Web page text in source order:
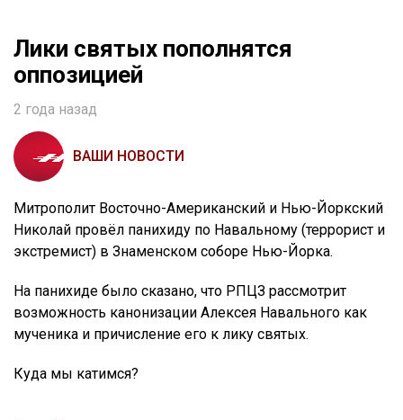
Лики святых пополнятся
оппозицией
2 года назад
ВАШИ НОВОСТИ
Митрополит Восточно-Американский и Нью-Йоркский
Николай провёл панихиду по Навальному (террорист и
экстремист) в Знаменском соборе Нью-Йорка.
На панихиде было сказано, что РПЦЗ рассмотрит
возможность канонизации Алексея Навального как
мученика и причисление его к лику святых.
Куда мы катимся?